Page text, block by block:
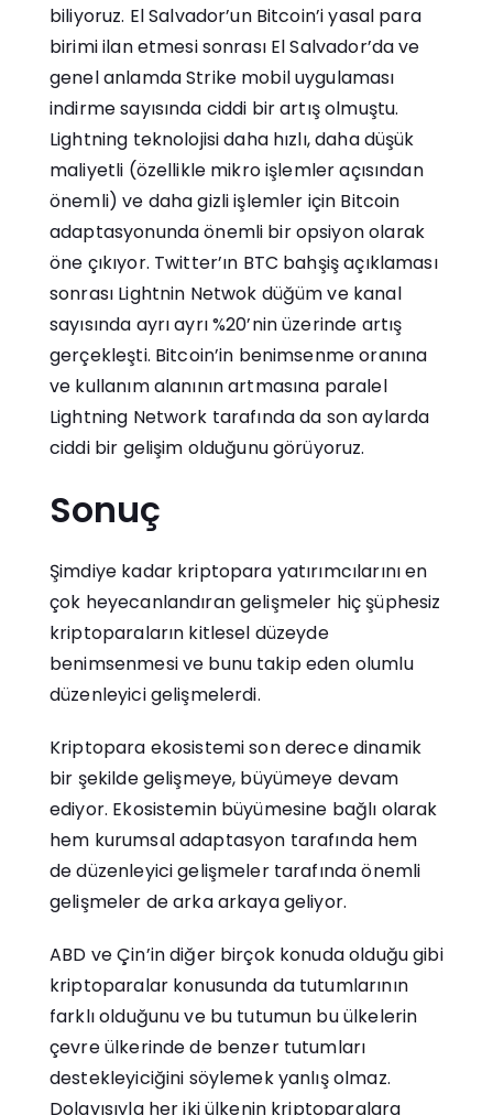
biliyoruz. El Salvador’un Bitcoin’i yasal para
birimi ilan etmesi sonrası El Salvador’da ve
genel anlamda Strike mobil uygulaması
indirme sayısında ciddi bir artış olmuştu.
Lightning teknolojisi daha hızlı, daha düşük
maliyetli (özellikle mikro işlemler açısından
önemli) ve daha gizli işlemler için Bitcoin
adaptasyonunda önemli bir opsiyon olarak
öne çıkıyor. Twitter’ın BTC bahşiş açıklaması
sonrası Lightnin Netwok düğüm ve kanal
sayısında ayrı ayrı %20’nin üzerinde artış
gerçekleşti. Bitcoin’in benimsenme oranına
ve kullanım alanının artmasına paralel
Lightning Network tarafında da son aylarda
ciddi bir gelişim olduğunu görüyoruz.
Sonuç
Şimdiye kadar kriptopara yatırımcılarını en
çok heyecanlandıran gelişmeler hiç şüphesiz
kriptoparaların kitlesel düzeyde
benimsenmesi ve bunu takip eden olumlu
düzenleyici gelişmelerdi.
Kriptopara ekosistemi son derece dinamik
bir şekilde gelişmeye, büyümeye devam
ediyor. Ekosistemin büyümesine bağlı olarak
hem kurumsal adaptasyon tarafında hem
de düzenleyici gelişmeler tarafında önemli
gelişmeler de arka arkaya geliyor.
ABD ve Çin’in diğer birçok konuda olduğu gibi
kriptoparalar konusunda da tutumlarının
farklı olduğunu ve bu tutumun bu ülkelerin
çevre ülkerinde de benzer tutumları
destekleyiciğini söylemek yanlış olmaz.
Dolayısıyla her iki ülkenin kriptoparalara